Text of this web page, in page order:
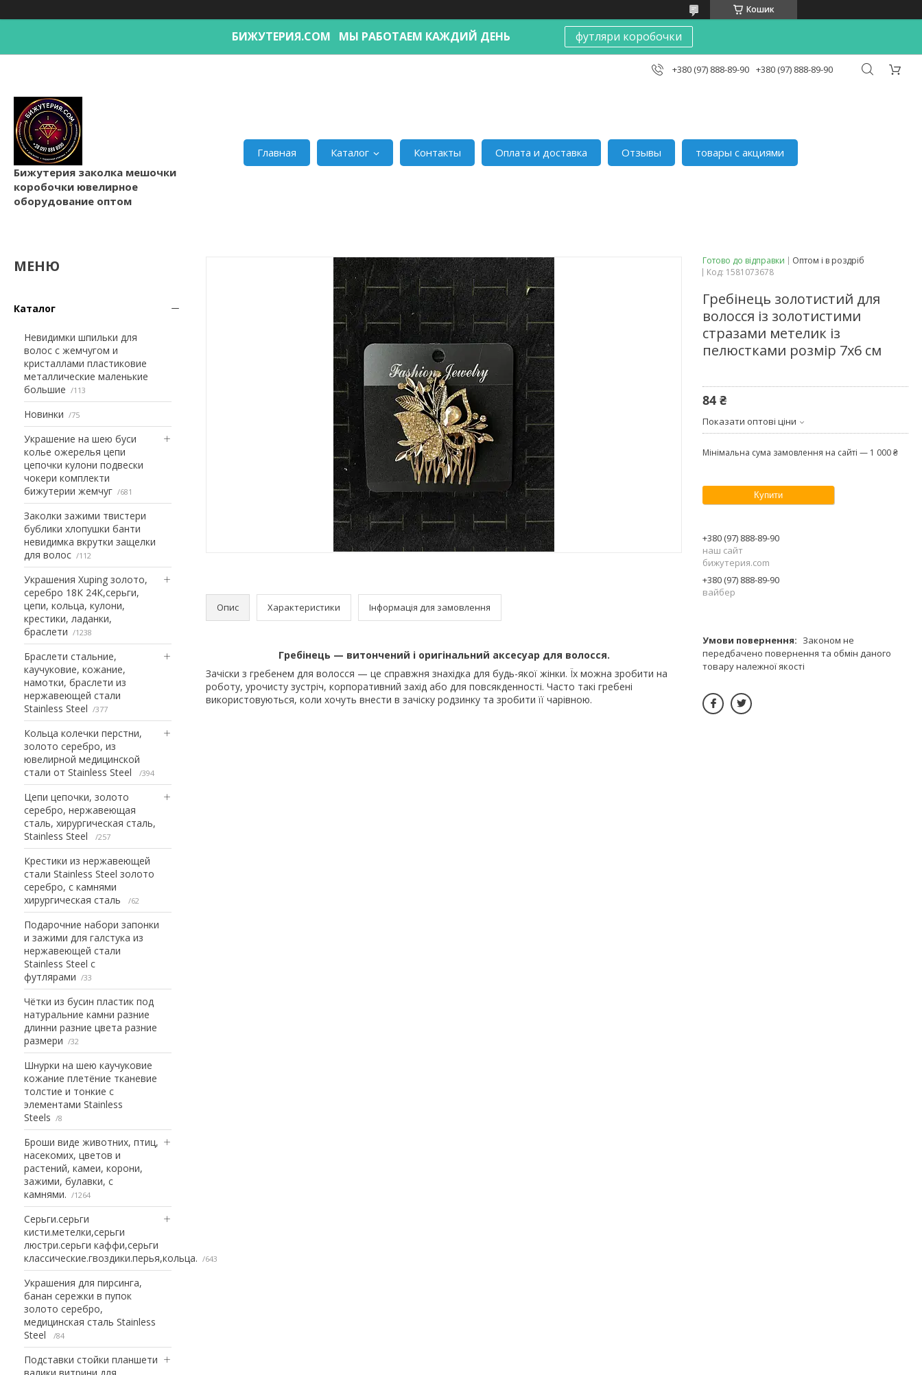
Кошик
БИЖУТЕРИЯ.COM МЫ РАБОТАЕМ КАЖДИЙ ДЕНЬ футляри коробочки
+380 (97) 888-89-90 +380 (97) 888-89-90
Бижутерия заколка мешочки
коробочки ювелирное
оборудование оптом
Главная Каталог Контакты Оплата и доставка Отзывы товары с акциями
Каталог
Невидимки шпильки для
волос с жемчугом и
кристаллами пластиковие
металлические маленькие
большие
113
Новинки 75
Украшение на шею буси
колье ожерелья цепи
цепочки кулони подвески
чокери комплекти
бижутерии жемчуг
681
Заколки зажими твистери
бублики хлопушки банти
невидимка вкрутки защелки
для волос
112
Украшения Xuping золото,
серебро 18К 24К,серьги,
цепи, кольца, кулони,
крестики, ладанки,
браслети
1238
Браслети стальние,
каучуковие, кожание,
намотки, браслети из
нержавеющей стали
Stainless Steel
377
Кольца колечки перстни,
золото серебро, из
ювелирной медицинской
стали от Stainless Steel
394
Цепи цепочки, золото
серебро, нержавеющая
сталь, хирургическая сталь,
Stainless Steel
257
Крестики из нержавеющей
стали Stainless Steel золото
серебро, с камнями
хирургическая сталь
62
Подарочние набори запонки
и зажими для галстука из
нержавеющей стали
Stainless Steel с
футлярами
33
Чётки из бусин пластик под
натуральние камни разние
длинни разние цвета разние
размери
32
Шнурки на шею каучуковие
кожание плетёние тканевие
толстие и тонкие с
элементами Stainless
Steels
8
Броши виде животних, птиц,
насекомих, цветов и
растений, камеи, корони,
зажими, булавки, с
камнями.
1264
Серьги.серьги
кисти.метелки,серьги
люстри.серьги каффи,серьги
классические.гвоздики.перья,кольца.
643
Украшения для пирсинга,
банан сережки в пупок
золото серебро,
медицинская сталь Stainless
Steel
84
Подставки стойки планшети
валики витрини для
Опис Характеристики Інформація для замовлення
Гребінець — витончений і оригінальний аксесуар для волосся.
Зачіски з гребенем для волосся — це справжня знахідка для будь-якої жінки. Їх можна зробити на
роботу, урочисту зустріч, корпоративний захід або для повсякденності. Часто такі гребені
використовуються, коли хочуть внести в зачіску родзинку та зробити її чарівною.
Готово до відправки
Оптом і в роздріб
Код: 1581073678
Гребінець золотистий для
волосся із золотистими
стразами метелик із
пелюстками розмір 7х6 см
84 ₴
Показати оптові ціни
Мінімальна сума замовлення на сайті — 1 000 ₴
Купити
+380 (97) 888-89-90
наш сайт
бижутерия.com
+380 (97) 888-89-90
вайбер
Законом не
передбачено повернення та обмін даного
товару належної якості